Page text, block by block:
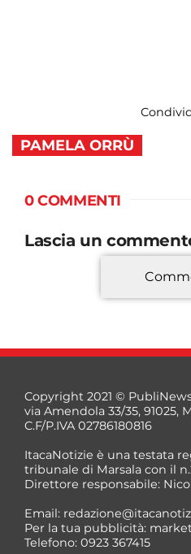
PAMELA ORRÙ
0 COMMENTI
Lascia un
*
Copyright 2021 © PubliNews
via Amendola 33/35, 91025,
C.F/P.IVA 02786180816
ItacaNotizie è una testata
tribunale di Marsala con il
Direttore responsabile:
Email:
Per la tua pubblicità:
Telefono: 0923 367415